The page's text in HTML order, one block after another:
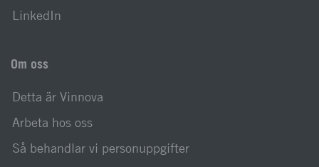
LinkedIn
Om oss
Detta är Vinnova
Arbeta hos oss
Så behandlar vi personuppgifter